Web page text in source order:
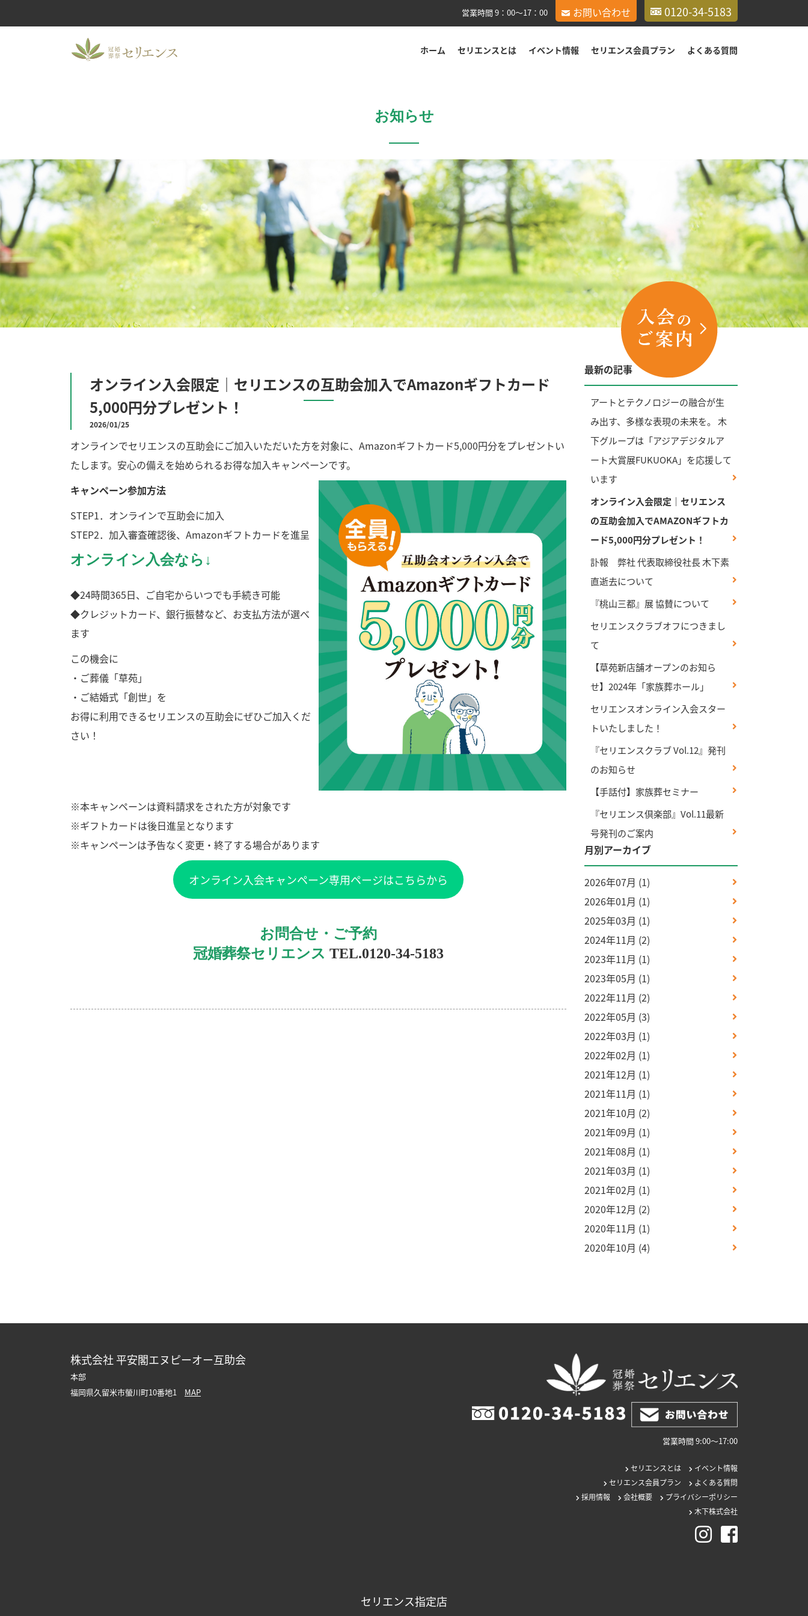
営業時間 9：00〜17：00 お問い合わせ 0120-34-5183
ホーム セリエンスとは イベント情報 セリエンス会員プラン よくある質問
お知らせ
オンライン入会限定｜セリエンスの互助会加入でAmazonギフトカード
5,000円分プレゼント！
2026/01/25
オンラインでセリエンスの互助会にご加入いただいた方を対象に、Amazonギフトカード5,000円分をプレゼントい
たします。安心の備えを始められるお得な加入キャンペーンです。
キャンペーン参加方法
STEP1．オンラインで互助会に加入
STEP2．加入審査確認後、Amazonギフトカードを進呈
オンライン入会なら↓
◆24時間365日、ご自宅からいつでも手続き可能
◆クレジットカード、銀行振替など、お支払方法が選べ
ます
この機会に
・ご葬儀「草苑」
・ご結婚式「創世」を
お得に利用できるセリエンスの互助会にぜひご加入くだ
さい！
※本キャンペーンは資料請求をされた方が対象です
※ギフトカードは後日進呈となります
※キャンペーンは予告なく変更・終了する場合があります
オンライン入会キャンペーン専用ページはこちらから
お問合せ・ご予約
冠婚葬祭セリエンス TEL.0120-34-5183
最新の記事
アートとテクノロジーの融合が生
み出す、多様な表現の未来を。 木
下グループは「アジアデジタルア
ート大賞展FUKUOKA」を応援して
います
オンライン入会限定｜セリエンス
の互助会加入でAMAZONギフトカ
ード5,000円分プレゼント！
訃報 弊社 代表取締役社長 木下素
直逝去について
『桃山三都』展 協賛について
セリエンスクラブオフにつきまし
て
【草苑新店舗オープンのお知ら
せ】2024年「家族葬ホール」
セリエンスオンライン入会スター
トいたしました！
『セリエンスクラブ Vol.12』発刊
のお知らせ
【手話付】家族葬セミナー
『セリエンス倶楽部』Vol.11最新
号発刊のご案内
月別アーカイブ
2026年07月 (1)
2026年01月 (1)
2025年03月 (1)
2024年11月 (2)
2023年11月 (1)
2023年05月 (1)
2022年11月 (2)
2022年05月 (3)
2022年03月 (1)
2022年02月 (1)
2021年12月 (1)
2021年11月 (1)
2021年10月 (2)
2021年09月 (1)
2021年08月 (1)
2021年03月 (1)
2021年02月 (1)
2020年12月 (2)
2020年11月 (1)
2020年10月 (4)
株式会社 平安閣エヌピーオー互助会
本部
福岡県久留米市螢川町10番地1 MAP
営業時間 9:00〜17:00
セリエンスとは
イベント情報
セリエンス会員プラン
よくある質問
採用情報
会社概要
プライバシーポリシー
木下株式会社
セリエンス指定店